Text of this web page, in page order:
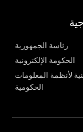
رئاسة الجمهورية
الحكومة الإلكترونية
لأنظمة المعلومات
الحكومية